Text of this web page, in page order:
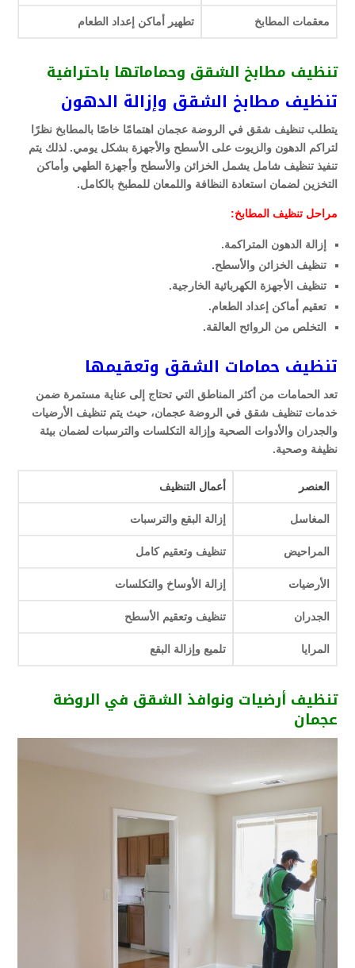
معقمات المطابخ تطهير أماكن إعداد الطعام
تنظيف مطابخ الشقق وحماماتها باحترافية
تنظيف مطابخ الشقق وإزالة الدهون
يتطلب تنظيف شقق في الروضة عجمان اهتمامًا خاصًا بالمطابخ نظرًا
لتراكم الدهون والزيوت على الأسطح والأجهزة بشكل يومي. لذلك يتم
تنفيذ تنظيف شامل يشمل الخزائن والأسطح وأجهزة الطهي وأماكن
التخزين لضمان استعادة النظافة واللمعان للمطبخ بالكامل.
مراحل تنظيف المطابخ:
إزالة الدهون المتراكمة.
تنظيف الخزائن والأسطح.
تنظيف الأجهزة الكهربائية الخارجية.
تعقيم أماكن إعداد الطعام.
التخلص من الروائح العالقة.
تنظيف حمامات الشقق وتعقيمها
تعد الحمامات من أكثر المناطق التي تحتاج إلى عناية مستمرة ضمن
خدمات تنظيف شقق في الروضة عجمان، حيث يتم تنظيف الأرضيات
والجدران والأدوات الصحية وإزالة التكلسات والترسبات لضمان بيئة
نظيفة وصحية.
العنصر أعمال التنظيف
المغاسل إزالة البقع والترسبات
المراحيض تنظيف وتعقيم كامل
الأرضيات إزالة الأوساخ والتكلسات
الجدران تنظيف وتعقيم الأسطح
المرايا تلميع وإزالة البقع
تنظيف أرضيات ونوافذ الشقق في الروضة
عجمان